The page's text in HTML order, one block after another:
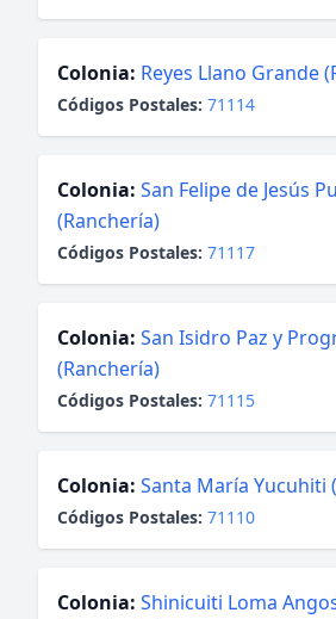
Colonia: Reyes Llano Grande
Códigos Postales: 71114
Colonia: San Felipe de Jesús
(Ranchería)
Códigos Postales: 71117
Colonia: San Isidro Paz y
(Ranchería)
Códigos Postales: 71115
Colonia: Santa María Yucuhiti
Códigos Postales: 71110
Colonia: Shinicuiti Loma